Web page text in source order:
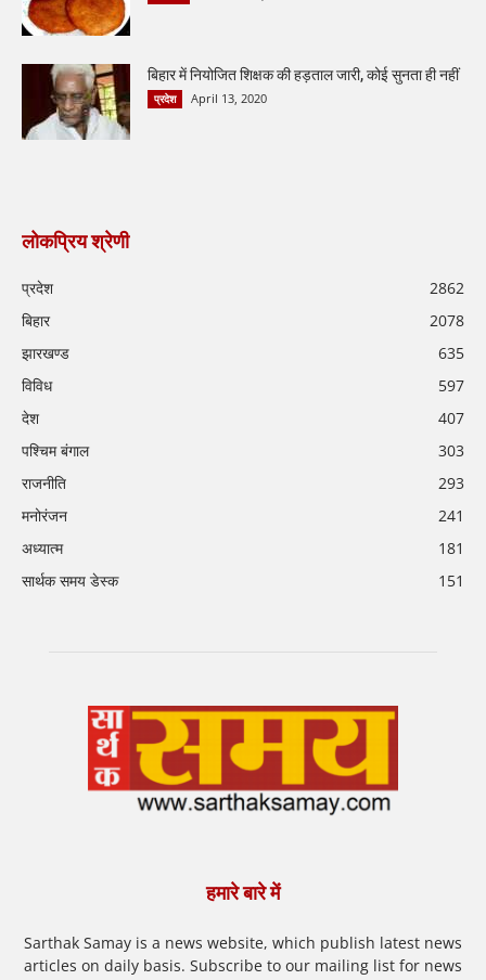
बिहार में नियोजित शिक्षक की हड़ताल जारी, कोई सुनता ही नहीं
प्रदेश April 13, 2020
लोकप्रिय श्रेणी
प्रदेश
2862
बिहार
2078
झारखण्ड
635
विविध
597
देश
407
पश्चिम बंगाल
303
राजनीति
293
मनोरंजन
241
अध्यात्म
181
सार्थक समय डेस्क
151
हमारे बारे में
Sarthak Samay is a news website, which publish latest news
articles on daily basis. Subscribe to our mailing list for news